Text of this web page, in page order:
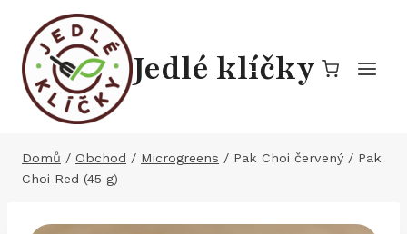
Přeskočit
obsah
Jedlé klíčky
Domů / Obchod / Microgreens / Pak Choi červený / Pak
Choi Red (45 g)